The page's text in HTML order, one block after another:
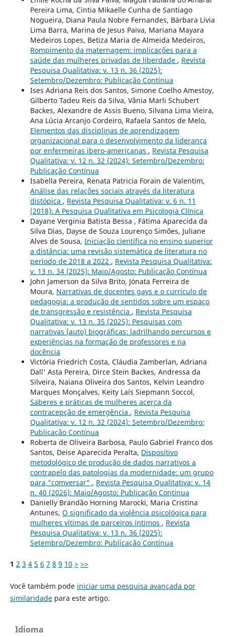
Pereira Lima, Cintia Mikaelle Cunha de Santiago
Nogueira, Diana Paula Nobre Fernandes, Bárbara Lívia
Lima Barra, Marina de Jesus Paiva, Mariana Mayara
Medeiros Lopes, Betiza Maria de Almeida Medeiros,
Rompimento da maternagem: implicações para a
saúde das mulheres privadas de liberdade , Revista
Pesquisa Qualitativa: v. 13 n. 36 (2025):
Setembro/Dezembro: Publicação Contínua
Ises Adriana Reis dos Santos, Simone Coelho Amestoy,
Gilberto Tadeu Reis da Silva, Vânia Marli Schubert
Backes, Alexandre de Assis Bueno, Silvana Lima Vieira,
Ana Lúcia Arcanjo Cordeiro, Rafaela Santos de Melo,
Elementos das disciplinas de aprendizagem
organizacional para o desenvolvimento da liderança
por enfermeiras ibero-americanas , Revista Pesquisa
Qualitativa: v. 12 n. 32 (2024): Setembro/Dezembro:
Publicação Contínua
Isabella Pereira, Renata Patricia Forain de Valentim,
Análise das relações sociais através da literatura
distópica , Revista Pesquisa Qualitativa: v. 6 n. 11
(2018): A Pesquisa Qualitativa em Psicologia Clí­nica
Dayane Verginia Batista Bessa , Fátima Aparecida da
Silva Dias, Dayse de Souza Lourenço Simões, Juliane
Alves de Sousa, Iniciação científica no ensino superior
a distância: uma revisão sistemática de literatura no
período de 2018 a 2022 , Revista Pesquisa Qualitativa:
v. 13 n. 34 (2025): Maio/Agosto: Publicação Contínua
John Jamerson da Silva Brito, Jónata Ferreira de
Moura, Narrativas de docentes gays e o currículo de
pedagogia: a produção de sentidos sobre um espaço
de transgressão e resistência , Revista Pesquisa
Qualitativa: v. 13 n. 35 (2025): Pesquisas com
narrativas (auto) biográficas: ladrilhando percursos e
experiências na formação de professores e na
docência
Victória Friedrich Costa, Cláudia Zamberlan, Adriana
Dall' Asta Pereira, Dirce Stein Backes, Andressa da
Silveira, Naiana Oliveira dos Santos, Kelvin Leandro
Marques Monçalves, Keity Laís Siepmann Soccol,
Saberes e práticas de mulheres acerca da
contracepção de emergência , Revista Pesquisa
Qualitativa: v. 12 n. 32 (2024): Setembro/Dezembro:
Publicação Contínua
Roberta de Oliveira Barbosa, Paulo Gabriel Franco dos
Santos, Deise Aparecida Peralta, Dispositivo
metodológico de produção de dados narrativos a
contrapelo das patologias da modernidade: um grupo
para “comversar” , Revista Pesquisa Qualitativa: v. 14
n. 40 (2026): Maio/Agosto: Publicação Contínua
Danielly Brandão Horning Marocki, Maria Cristina
Antunes, O significado da violência psicológica para
mulheres vítimas de parceiros íntimos , Revista
Pesquisa Qualitativa: v. 13 n. 36 (2025):
Setembro/Dezembro: Publicação Contínua
1 2 3 4 5 6 7 8 9 10 > >>
Você também pode iniciar uma pesquisa avançada por
similaridadepara este artigo.
Idioma